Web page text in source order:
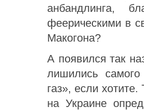
анбандлинга,
феерическими в
Макогона?
А появился так
лишились самого
газ», если
на Украине